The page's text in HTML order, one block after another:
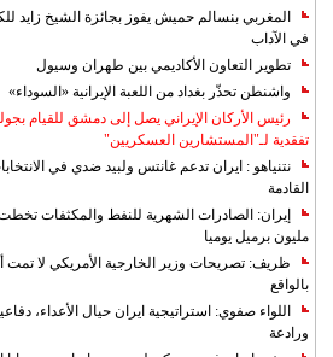
المغربي بنسالم حميش يفوز بجائزة الشيخ زايد
في الآداب
تطوير التعاون الأكاديمي بين طهران وسيول
واشنطن تحذّر بغداد من اللعبة الإيرانية «السوداء»
رئيس الأركان الإيراني يصل إلى دمشق للقيام
تفقدية لـ"المستشارين العسكريين"
نتنياهو : ايران تدعم غانتس ولبيد ضدي في
القادمة
مليون برميل يوميا
ظريف: تصريحات وزير الخارجية الأمريكي لا تمت
بالواقع
اللواء صفوي: استراتيجية ايران حيال الأعداء،
ورادعة